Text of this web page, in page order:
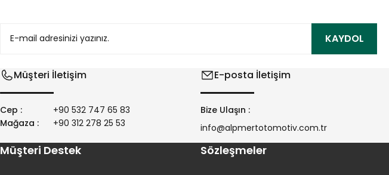
KAYDOL
Müşteri İletişim
Cep :
+90 532 747 65 83
Mağaza :
+90 312 278 25 53
E-posta İletişim
Bize Ulaşın :
info@alpmertotomotiv.com.tr
Müşteri Destek Sözleşmeler